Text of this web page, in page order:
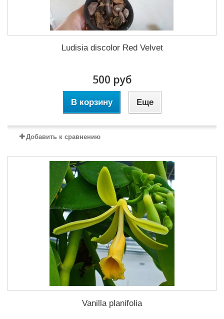
Ludisia discolor Red Velvet
500 руб
В корзину Еще
Добавить к сравнению
Vanilla planifolia